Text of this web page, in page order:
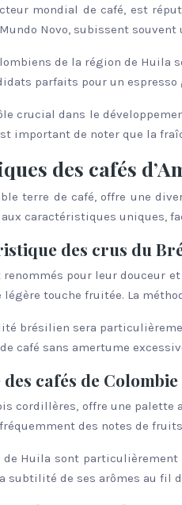
mondial de café, est
Novo, subissent
de la région de
parfaits pour un
crucial dans le
important de noter que la
des cafés
terre de café, offre une
caractéristiques uniques,
des crus du
pour leur douceur
légère touche fruitée. La
brésilien sera
café sans amertume
cafés de Colombie
cordillères, offre une
des notes de
de Huila sont
subtilité de ses arômes au fil